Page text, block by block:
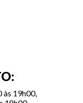
às 19h00,